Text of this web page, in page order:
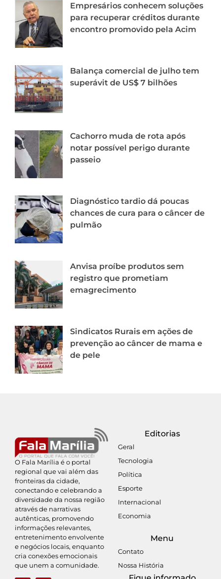
Empresários conhecem soluções
para recuperar créditos durante
encontro promovido pela Acim
Balança comercial de julho tem
superávit de US$ 7 bilhões
Cachorro muda de rota após
notar possível perigo durante
passeio
Diagnóstico tardio dá poucas
chances de cura para o câncer de
pulmão
Anvisa proíbe produtos sem
registro que prometiam
emagrecimento
Sindicatos Rurais em ações de
prevenção ao câncer de mama e
de pele
O Fala Marília é o portal
regional que vai além das
fronteiras da cidade,
conectando e celebrando a
diversidade da nossa região
através de narrativas
autênticas, promovendo
informações relevantes,
entretenimento envolvente
e negócios locais, enquanto
cria conexões emocionais
que unem a comunidade.
Editorias
Geral
Tecnologia
Política
Esporte
Internacional
Economia
Menu
Contato
Nossa História